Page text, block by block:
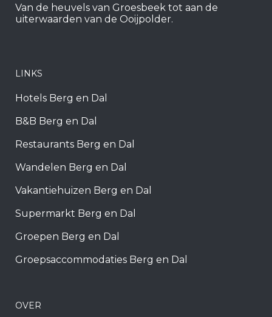
Van de heuvels van Groesbeek tot aan de
uiterwaarden van de Ooijpolder.
LINKS
Hotels Berg en Dal
B&B Berg en Dal
Restaurants Berg en Dal
Wandelen Berg en Dal
Vakantiehuizen Berg en Dal
Supermarkt Berg en Dal
Groepen Berg en Dal
Groepsaccommodaties Berg en Dal
OVER